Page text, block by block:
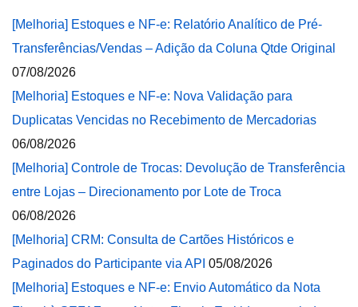
[Melhoria] Estoques e NF-e: Relatório Analítico de Pré-
Transferências/Vendas – Adição da Coluna Qtde Original
07/08/2026
[Melhoria] Estoques e NF-e: Nova Validação para
Duplicatas Vencidas no Recebimento de Mercadorias
06/08/2026
[Melhoria] Controle de Trocas: Devolução de Transferência
entre Lojas – Direcionamento por Lote de Troca
06/08/2026
[Melhoria] CRM: Consulta de Cartões Históricos e
Paginados do Participante via API 05/08/2026
[Melhoria] Estoques e NF-e: Envio Automático da Nota